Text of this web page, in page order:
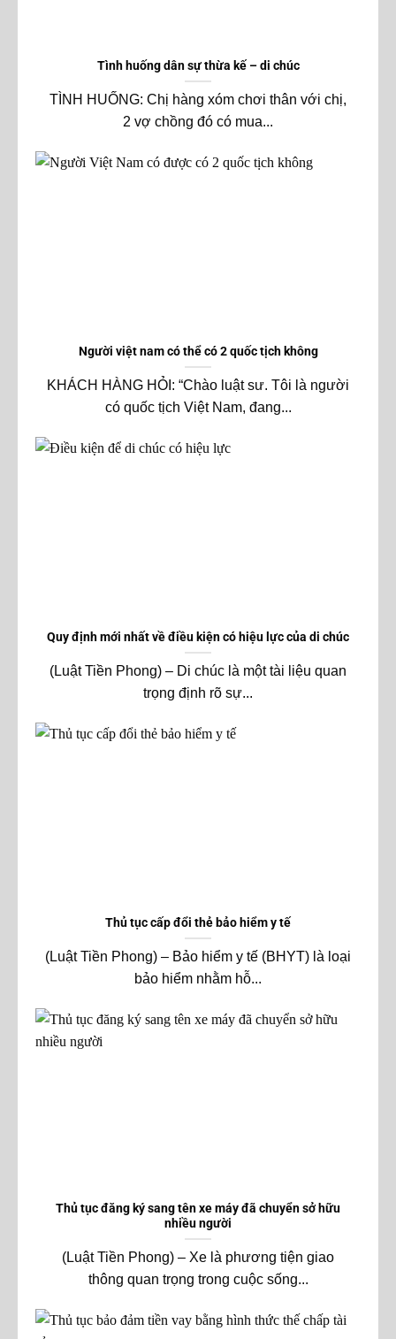
Tình huống dân sự thừa kế – di chúc
TÌNH HUỐNG: Chị hàng xóm chơi thân với chị,
2 vợ chồng đó có mua...
Người việt nam có thể có 2 quốc tịch không
KHÁCH HÀNG HỎI: “Chào luật sư. Tôi là người
có quốc tịch Việt Nam, đang...
Quy định mới nhất về điều kiện có hiệu lực của di chúc
(Luật Tiền Phong) – Di chúc là một tài liệu quan
trọng định rõ sự...
Thủ tục cấp đổi thẻ bảo hiểm y tế
(Luật Tiền Phong) – Bảo hiểm y tế (BHYT) là loại
bảo hiểm nhằm hỗ...
Thủ tục đăng ký sang tên xe máy đã chuyển sở hữu
nhiều người
(Luật Tiền Phong) – Xe là phương tiện giao
thông quan trọng trong cuộc sống...